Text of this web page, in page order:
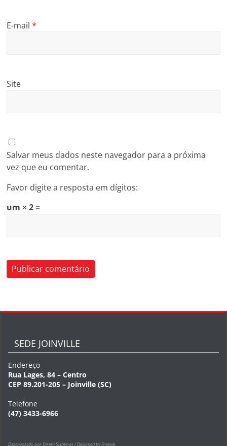
E-mail*
Site
Salvar meus dados neste navegador para a próxima
vez que eu comentar.
Favor digite a resposta em dígitos:
um × 2 =
SEDE JOINVILLE
Endereço
Rua Lages, 84 – Centro
CEP 89.201-205 – Joinville (SC)
Telefone
(47) 3433-6966
Desenvolvido por Direta Sistemas /Designed by Freepik